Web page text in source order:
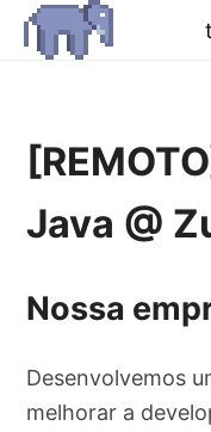
Java @
Nossa
Desenvolvemos
melhorar a